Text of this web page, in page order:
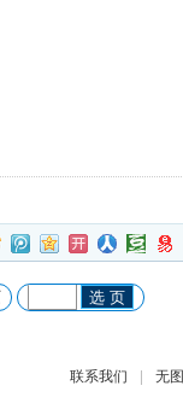
选 页
联系我们 | 无